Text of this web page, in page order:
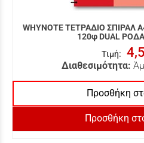
WHYNOTE ΤΕΤΡΑΔΙΟ ΣΠΙΡΑΛ
120φ DUAL
Τιμή:
Διαθεσιμότητα:
Προσθήκη
Προσθήκη